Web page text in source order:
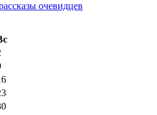
№99 4 августа
июля 2014 г
очевидцев